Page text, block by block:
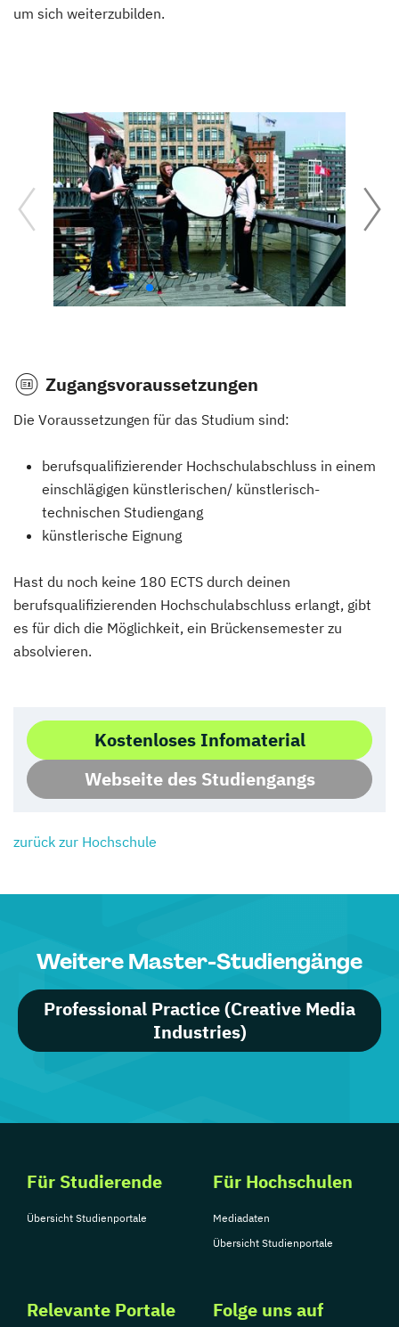
um sich weiterzubilden.
Zugangsvoraussetzungen
Die Voraussetzungen für das Studium sind:
berufsqualifizierender Hochschulabschluss in einem
einschlägigen künstlerischen/ künstlerisch-
technischen Studiengang
künstlerische Eignung
Hast du noch keine 180 ECTS durch deinen
berufsqualifizierenden Hochschulabschluss erlangt, gibt
es für dich die Möglichkeit, ein Brückensemester zu
absolvieren.
Kostenloses Infomaterial
Webseite des Studiengangs
zurück zur Hochschule
Weitere Master-Studiengänge
Professional Practice (Creative Media
Industries)
Für Studierende
Übersicht Studienportale
Für Hochschulen
Mediadaten
Übersicht Studienportale
Relevante Portale Folge uns auf